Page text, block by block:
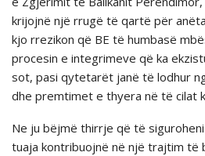
krijojnë një rrugë të qartë për
kjo rrezikon që BE të humbasë
procesin e integrimeve që ka
sot, pasi qytetarët janë të lodhur
dhe premtimet e thyera në të cilat
Ne ju bëjmë thirrje që të
tuaja kontribuojnë në një trajtim të